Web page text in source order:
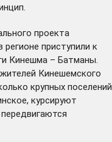
проекта
регионе приступили к
Кинешма – Батманы.
Кинешемского
крупных поселений
курсируют